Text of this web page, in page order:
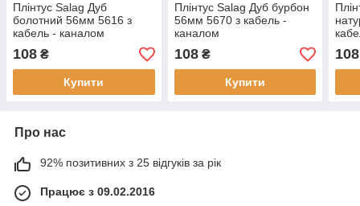
Плінтус Salag Дуб
болотний 56мм 5616 з
кабель - каналом
108 ₴
Купити
Плінтус Salag Дуб бурбон
56мм 5670 з кабель -
каналом
108₴
Купити
108
Про нас
92% позитивних з 25 відгуків за рік
Працює з 09.02.2016